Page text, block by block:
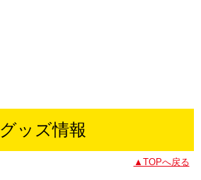
グッズ情報
▲TOPへ戻る